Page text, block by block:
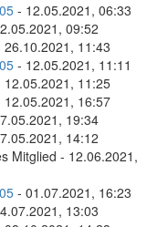
- 12.05.2021, 06:33
09:52
26.10.2021, 11:43
- 12.05.2021, 11:11
12.05.2021, 11:25
12.05.2021, 16:57
19:34
14:12
Mitglied - 12.06.2021,
- 01.07.2021, 16:23
13:03